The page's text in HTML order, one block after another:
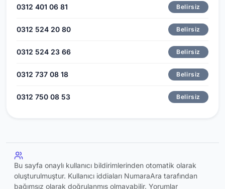
0312 401 06 81 Belirsiz
0312 524 20 80 Belirsiz
0312 524 23 66 Belirsiz
0312 737 08 18 Belirsiz
0312 750 08 53 Belirsiz
Bu sayfa onaylı kullanıcı bildirimlerinden otomatik olarak
oluşturulmuştur. Kullanıcı iddiaları NumaraAra tarafından
bağımsız olarak doğrulanmış olmayabilir. Yorumlar